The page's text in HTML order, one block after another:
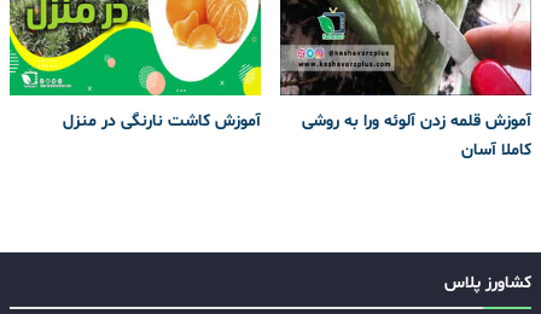
آموزش قلمه زدن آلوئه ورا به روشی
کاملا آسان
آموزش کاشت نارنگی در منزل
کشاورز پلاس